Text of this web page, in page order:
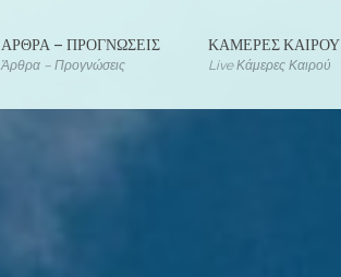
ΑΡΘΡΑ – ΠΡΟΓΝΩΣΕΙΣ
Άρθρα – Προγνώσεις
ΚΑΜΕΡΕΣ ΚΑΙΡΟΥ
Live Κάμερες Καιρού